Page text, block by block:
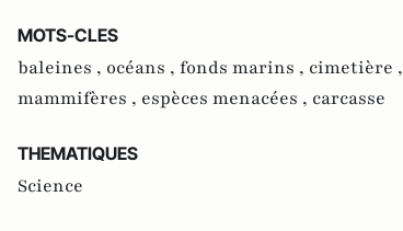
MOTS-CLES
baleines , océans , fonds marins , cimetière ,
mammifères , espèces menacées , carcasse
THEMATIQUES
Science